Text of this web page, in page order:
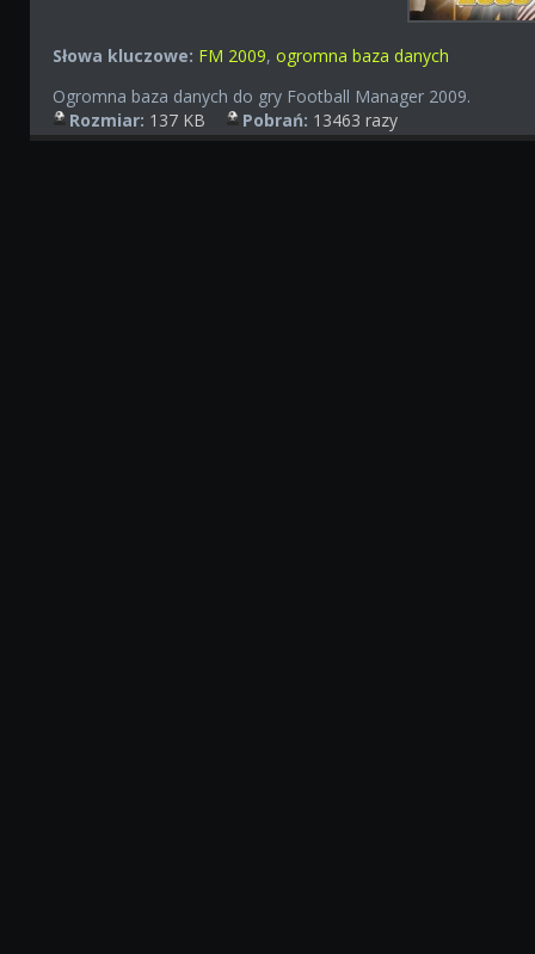
Słowa kluczowe: FM 2009,ogromna baza danych
Ogromna baza danych do gry Football Manager 2009.
Rozmiar: 137 KB Pobrań: 13463 razy